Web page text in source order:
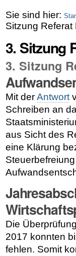
Sie sind hier:
Sitzung
3. Sitzung
3. Sitzung
Mit derAntwort
Schreiben an
aus Sicht des
eine Klärung
Die
2017 konnten
fehlen. Somit